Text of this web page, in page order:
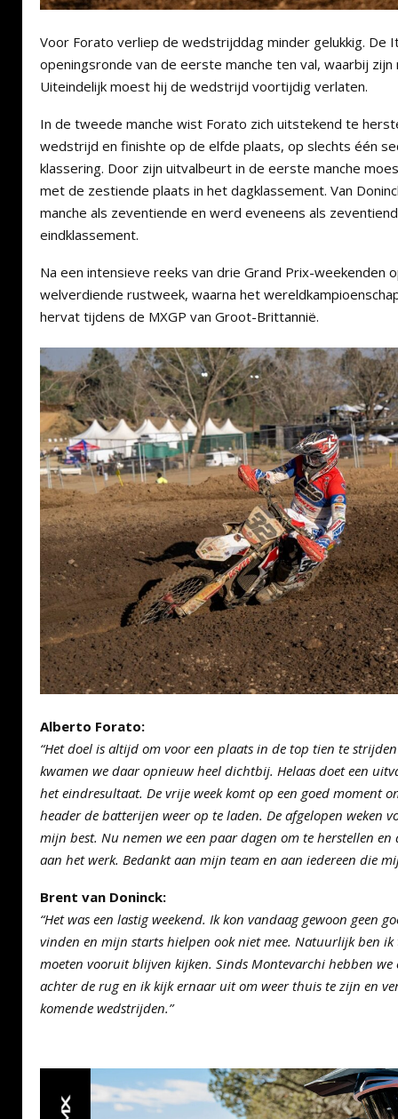
Voor Forato verliep de wedstrijddag minder gelukkig. De
openingsronde van de eerste manche ten val, waarbij
Uiteindelijk moest hij de wedstrijd voortijdig verlaten.
In de tweede manche wist Forato zich uitstekend te
wedstrijd en finishte op de elfde plaats, op slechts één
klassering. Door zijn uitvalbeurt in de eerste manche
met de zestiende plaats in het dagklassement. Van
manche als zeventiende en werd eveneens als
eindklassement.
Na een intensieve reeks van drie Grand Prix-weekenden
welverdiende rustweek, waarna het
hervat tijdens de MXGP van Groot-Brittannië.
Alberto Forato:
“Het doel is altijd om voor een plaats in de top tien te
kwamen we daar opnieuw heel dichtbij. Helaas doet een
het eindresultaat. De vrije week komt op een goed moment
header de batterijen weer op te laden. De afgelopen weken
mijn best. Nu nemen we een paar dagen om te herstellen
aan het werk. Bedankt aan mijn team en aan iedereen die
Brent van Doninck:
“Het was een lastig weekend. Ik kon vandaag gewoon geen
vinden en mijn starts hielpen ook niet mee. Natuurlijk ben ik
moeten vooruit blijven kijken. Sinds Montevarchi hebben we
achter de rug en ik kijk ernaar uit om weer thuis te zijn en
komende wedstrijden.”